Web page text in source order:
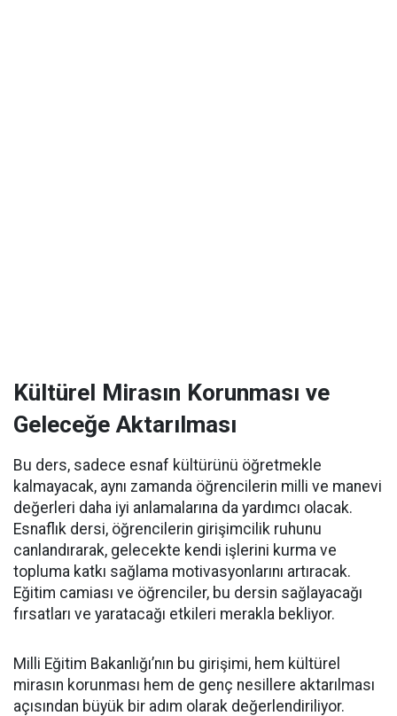
Kültürel Mirasın Korunması ve
Geleceğe Aktarılması
Bu ders, sadece esnaf kültürünü öğretmekle
kalmayacak, aynı zamanda öğrencilerin milli ve manevi
değerleri daha iyi anlamalarına da yardımcı olacak.
Esnaflık dersi, öğrencilerin girişimcilik ruhunu
canlandırarak, gelecekte kendi işlerini kurma ve
topluma katkı sağlama motivasyonlarını artıracak.
Eğitim camiası ve öğrenciler, bu dersin sağlayacağı
fırsatları ve yaratacağı etkileri merakla bekliyor.
Milli Eğitim Bakanlığı’nın bu girişimi, hem kültürel
mirasın korunması hem de genç nesillere aktarılması
açısından büyük bir adım olarak değerlendiriliyor.